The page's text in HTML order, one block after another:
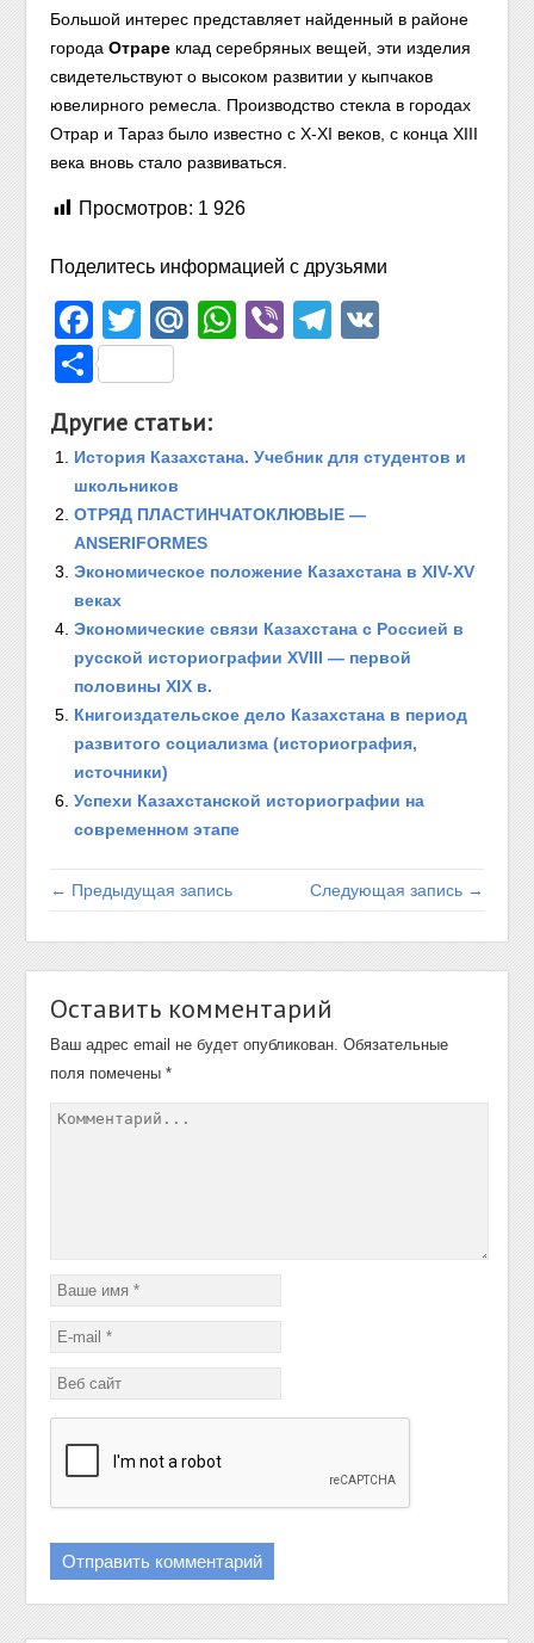
Большой интерес представляет найденный в районе
городаОтраре клад серебряных вещей, эти изделия
свидетельствуют о высоком развитии у кыпчаков
ювелирного ремесла. Производство стекла в городах
Отрар и Тараз было известно с X-XI веков, с конца XIII
века вновь стало развиваться.
Просмотров: 1 926
Поделитесь информацией с друзьями
Facebook
TwitterMail.Ru
WhatsApp
ViberTelegram
Отправить
Другие статьи:
История Казахстана. Учебник для студентов и
школьников
ОТРЯД ПЛАСТИНЧАТОКЛЮВЫЕ —
ANSERIFORMES
Экономическое положение Казахстана в XIV-XV
веках
Экономические связи Казахстана с Россией в
русской историографии XVIII — первой
половины XIX в.
Книгоиздательское дело Казахстана в период
развитого социализма (историография,
источники)
Успехи Казахстанской историографии на
современном этапе
← Предыдущая запись Следующая запись →
Оставить комментарий
Ваш адрес email не будет опубликован. Обязательные
поля помечены*